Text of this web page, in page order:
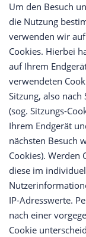
Um den Besuch
die Nutzung
verwenden wir
Cookies. Hierbei
auf Ihrem
verwendeten
Sitzung, also
(sog. Sitzungs-
Ihrem Endgerät
nächsten Besuch
Cookies). Werden
diese im
IP-Adresswerte.
nach einer
Cookie